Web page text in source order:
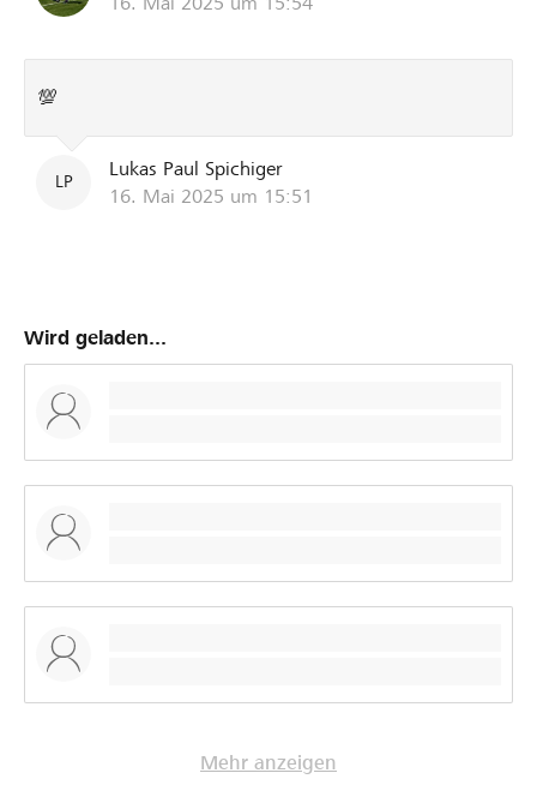
💯
LP
Lukas Paul Spichiger
16. Mai 2025 um 15:51
Wird geladen...
Mehr anzeigen